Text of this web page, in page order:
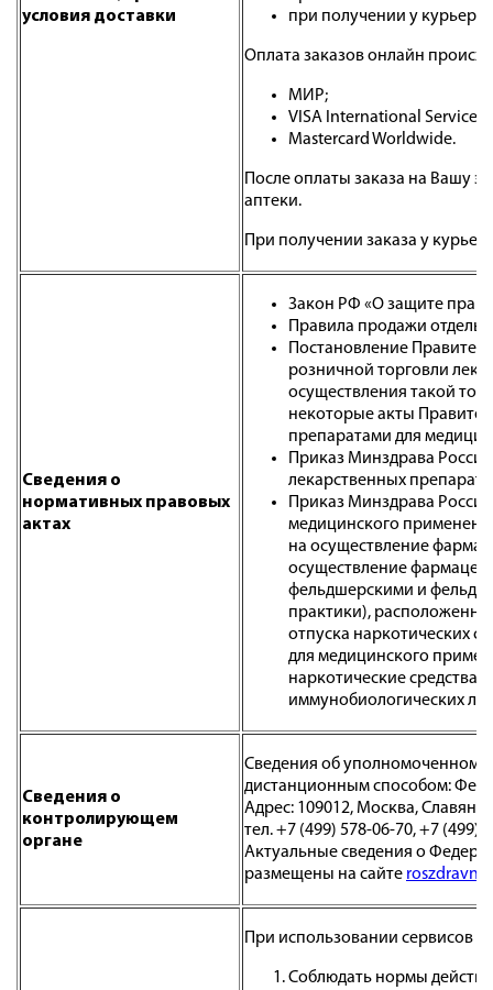
условия доставки
при получении у
Оплата заказов онлайн
МИР;
VISA International Service
Mastercard Worldwide.
После оплаты заказа на Вашу
аптеки.
При получении заказа у
Cведения о
нормативных правовых
актах
Закон РФ «О защите прав
Правила продажи
Постановление
розничной торговли
осуществления такой
некоторые акты
препаратами для
Приказ Минздрава
лекарственных
Приказ Минздрава
медицинского
на осуществление
осуществление
фельдшерскими и
практики),
отпуска наркотических
для медицинского
наркотические средства
иммунобиологических
Сведения о
контролирующем
органе
Сведения об уполномоченном
дистанционным способом:
Адрес: 109012, Москва,
тел. +7 (499) 578-06-70, +7 (499)
Актуальные сведения о
размещены на сайте
При использовании сервисов
Соблюдать нормы